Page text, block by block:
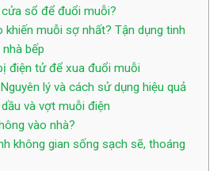
sổ để đuổi muỗi?
khiến muỗi sợ nhất? Tận dụng tinh
bếp
điện tử để xua đuổi muỗi
lý và cách sử dụng hiệu quả
và vợt muỗi điện
vào nhà?
không gian sống sạch sẽ, thoáng